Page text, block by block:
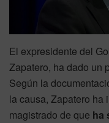
El expresidente del
Zapatero, ha dado un
Según la
la causa, Zapatero ha
magistrado de que ha